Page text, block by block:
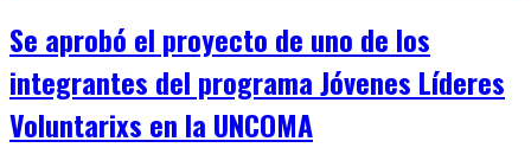
Se aprobó el proyecto de uno de los
integrantes del programa Jóvenes Líderes
Voluntarixs en la UNCOMA